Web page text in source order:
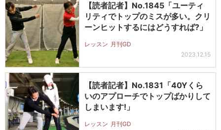
【読者記者】No.1845「ユーティ
リティでトップのミスが多い。クリ
ーンヒットするにはどうすれば?」
レッスン 月刊GD
2023.12.15
【読者記者】No.1831「40Yくら
いのアプローチでトップばかりして
しまいます!」
レッスン 月刊GD